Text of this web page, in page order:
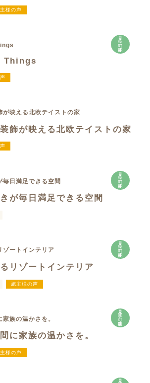
様の声
見
学
可
能
Things
飾が映える北欧テイストの家
見
学
可
能
が毎日満足できる空間
見
学
可
能
リゾートインテリア
施主様の声
見
学
可
能
に家族の温かさを。
様の声
見